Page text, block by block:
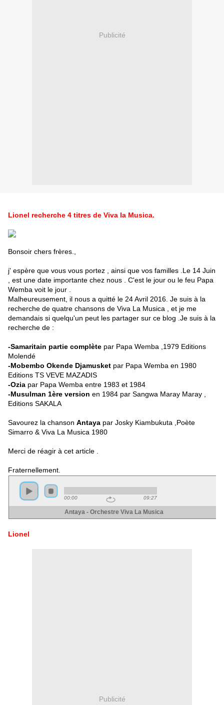
Publicité
Lionel recherche 4 titres de Viva la Musica.
Bonsoir chers frères.,
j' espère que vous vous portez , ainsi que vos familles .Le 14 Juin
, est une date importante chez nous . C'est le jour ou le feu Papa
Wemba voit le jour .
Malheureusement, il nous a quitté le 24 Avril 2016. Je suis à la
recherche de quatre chansons de Viva La Musica , et je me
demandais si quelqu'un peut les partager sur ce blog .Je suis à la
recherche de :
-Samaritain partie complète par Papa Wemba ,1979 Editions
Molendé
-Mobembo Okende Djamusket par Papa Wemba en 1980
Editions TS VEVE MAZADIS
-Ozia par Papa Wemba entre 1983 et 1984
-Musulman 1ère version en 1984 par Sangwa Maray Maray ,
Editions SAKALA
Savourez la chanson Antaya par Josky Kiambukuta ,Poète
Simarro & Viva La Musica 1980
Merci de réagir à cet article .
Fraternellement.
Lionel
Publicité